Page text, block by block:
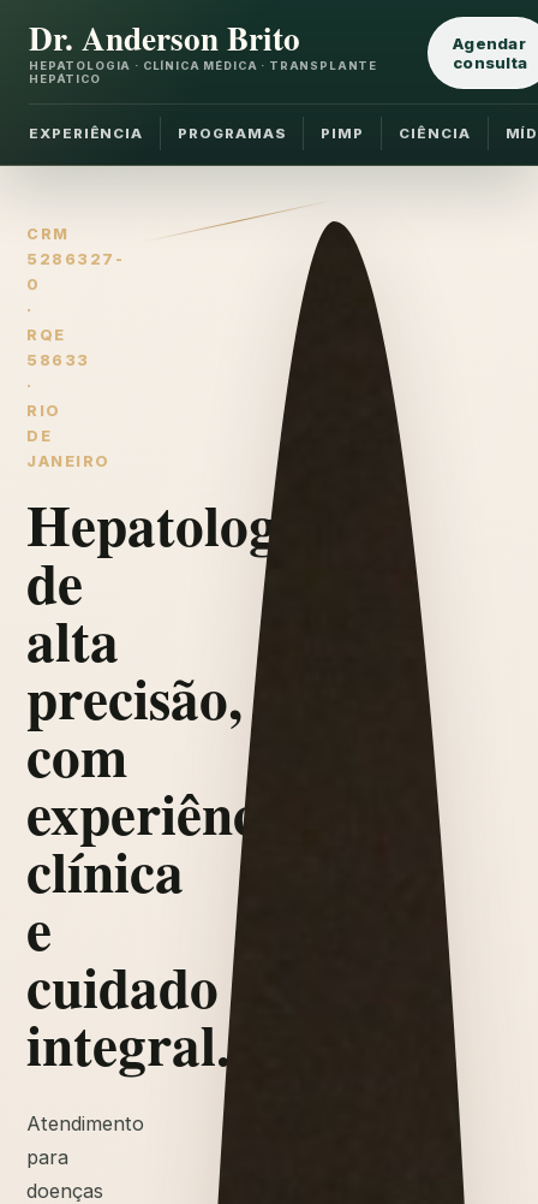
Dr. Anderson Brito
HEPATOLOGIA · CLÍNICA MÉDICA · TRANSPLANTE
HEPÁTICO
EXPERIÊNCIA PROGRAMAS PIMP CIÊNCIA
Agendar
consulta
CRM
5286327-
0
·
RQE
58633
·
RIO
DE
JANEIRO
Hepatologia
de
alta
precisão,
com
experiência
clínica
e
cuidado
integral.
Atendimento
para
doenças